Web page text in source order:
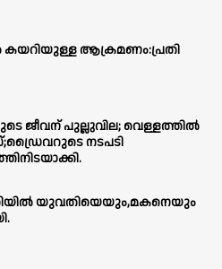
കയറിയുള്ള ആക്രമണം:പ്രതി
ജീവന് പുല്ലുവില; വെള്ളത്തിൽ
നടപടി
യുവതിയെയും,മകനെയും